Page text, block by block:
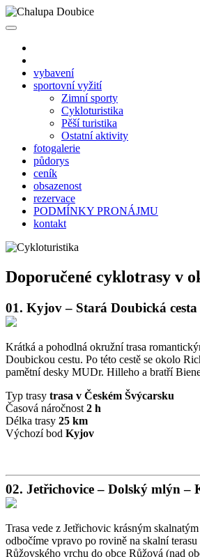
vybavení
sportovní vyžití
Zimní sporty
Cykloturistika
Pěší turistika
Ostatní aktivity
fotogalerie
půdorys
ceník
obsazenost
rezervace
PODMÍNKY PRONÁJMU
kontakt
Doporučené cyklotrasy v
01. Kyjov – Stará Doubická
Krátká a pohodlná okružní trasa
Doubickou cestu. Po této cestě se okolo
pamětní desky MUDr. Hilleho a bratří
Typ trasy trasa v Českém Švýcarsku
Časová náročnost 2 h
Délka trasy 25 km
Výchozí bod Kyjov
02. Jetřichovice – Dolský mlýn –
Trasa vede z Jetřichovic krásným
odbočíme vpravo po rovině na skalní
Růžovského vrchu do obce Růžová (nad